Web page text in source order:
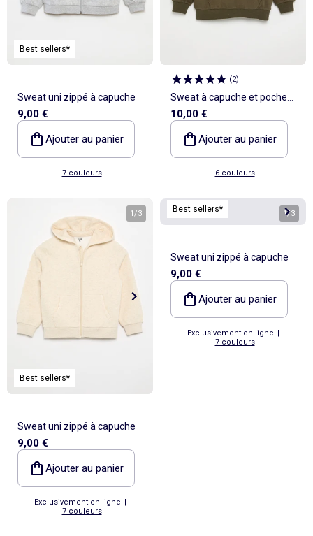
Best sellers*
Sweat uni zippé à capuche
9,00 €
Ajouter au panier
7 couleurs
(2)
Sweat à capuche et poche
kangourou
10,00 €
Ajouter au panier
6 couleurs
Best sellers*
1/3
Sweat uni zippé à capuche
9,00 €
Ajouter au panier
Exclusivement en ligne |
7 couleurs
Best sellers* 1/3
Sweat uni zippé à capuche
9,00 €
Ajouter au panier
Exclusivement en ligne |
7 couleurs